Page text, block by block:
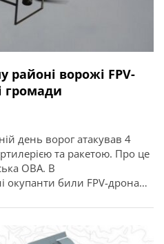
районі ворожі FPV-
громади
день ворог атакував 4
та ракетою. Про це
ОВА. В
окупанти били FPV-дронами